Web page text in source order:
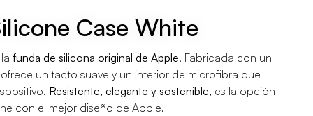
Case White
funda de silicona original de Apple. Fabricada con un
un tacto suave y un interior de microfibra que
Resistente, elegante y sostenible, es la opción
con el mejor diseño de Apple.